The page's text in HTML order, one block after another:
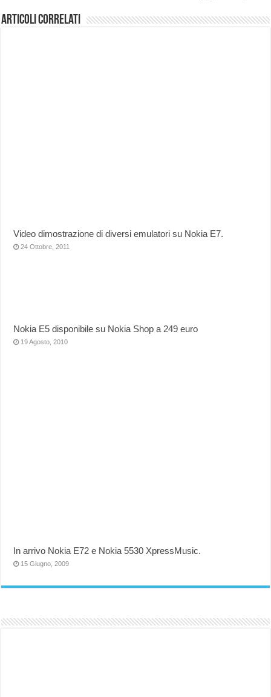
Articoli correlati
Video dimostrazione di diversi emulatori su Nokia E7.
24 Ottobre, 2011
Nokia E5 disponibile su Nokia Shop a 249 euro
19 Agosto, 2010
In arrivo Nokia E72 e Nokia 5530 XpressMusic.
15 Giugno, 2009